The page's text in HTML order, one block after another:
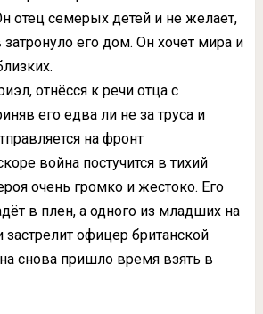
отец семерых детей и не желает,
его дом. Он хочет мира и
отнёсся к речи отца с
его едва ли не за труса и
на фронт
война постучится в тихий
очень громко и жестоко. Его
в плен, а одного из младших на
застрелит офицер британской
снова пришло время взять в